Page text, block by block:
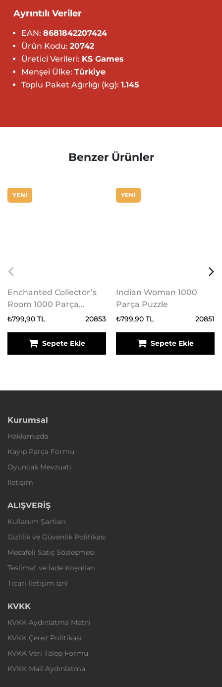
Ayrıntılı Veriler
EAN: 8681842207424
Ürün Kodu: 20742
Üretici Verileri: KS Games
Menşei Ülke: Türkiye
Toplu Paket Ağırlığı (kg): 1.145
Benzer Ürünler
YENİ
Enchanted Collector’s
Room 1000 Parça
Puzzle
₺799,90 TL 20853
Sepete Ekle
YENİ
Indian Woman 1000
Parça Puzzle
₺799,90 TL 20851
Sepete Ekle
Kurumsal
Hakkımızda
Kayıp Parça Formu
Oyuncak Mevzuatı
İletişim
ALIŞVERİŞ
Kullanım Şartları
Gizlilik ve Güvenlik Politikası
Mesafeli Satış Sözleşmesi
Teslimat ve İade Koşulları
Ticari İletişim İzni
KVKK
KVKK Aydınlatma Metni
KVKK Çerez Politikası
KVKK Veri Talep Formu
KVKK Mail Aydınlatma